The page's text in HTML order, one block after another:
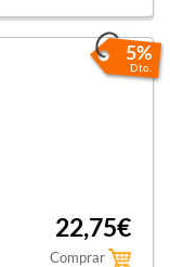
5%
Dto.
22,75€
Comprar